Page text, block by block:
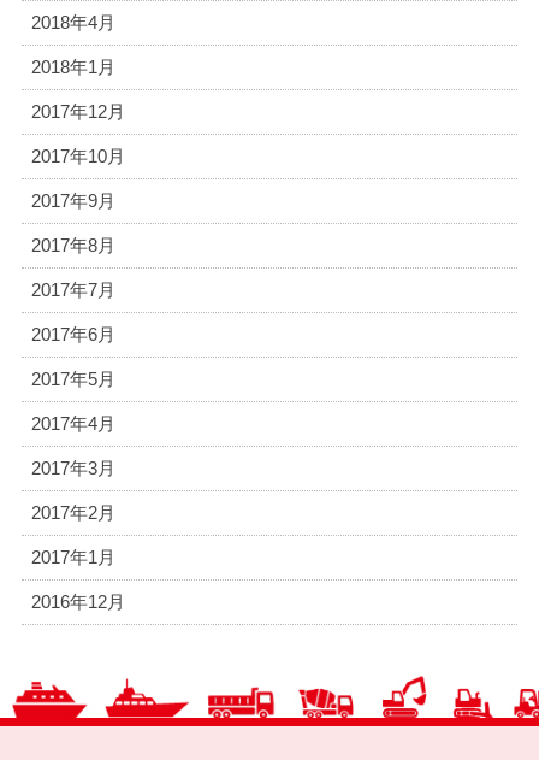
2018年4月
2018年1月
2017年12月
2017年10月
2017年9月
2017年8月
2017年7月
2017年6月
2017年5月
2017年4月
2017年3月
2017年2月
2017年1月
2016年12月